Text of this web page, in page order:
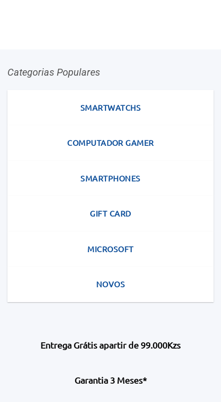
Categorias Populares
SMARTWATCHS
COMPUTADOR GAMER
SMARTPHONES
GIFT CARD
MICROSOFT
NOVOS
Entrega Grátis apartir de 99.000Kzs
Garantia 3 Meses*